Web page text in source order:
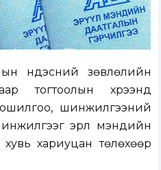
үндэсний зөвлөлийн
тогтоолын хүрээнд
шинжилгээний
эрүүл мэндийн
хувь хариуцан төлөхөөр